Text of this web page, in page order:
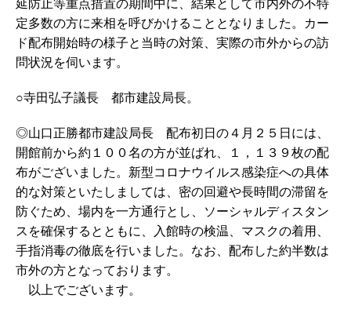
延防止等重点措置の期間中に、結果として市内外の不特
定多数の方に来相を呼びかけることとなりました。カー
ド配布開始時の様子と当時の対策、実際の市外からの訪
問状況を伺います。
○寺田弘子議長 都市建設局長。
◎山口正勝都市建設局長 配布初日の４月２５日には、
開館前から約１００名の方が並ばれ、１，１３９枚の配
布がございました。新型コロナウイルス感染症への具体
的な対策といたしましては、密の回避や長時間の滞留を
防ぐため、場内を一方通行とし、ソーシャルディスタン
スを確保するとともに、入館時の検温、マスクの着用、
手指消毒の徹底を行いました。なお、配布した約半数は
市外の方となっております。
以上でございます。